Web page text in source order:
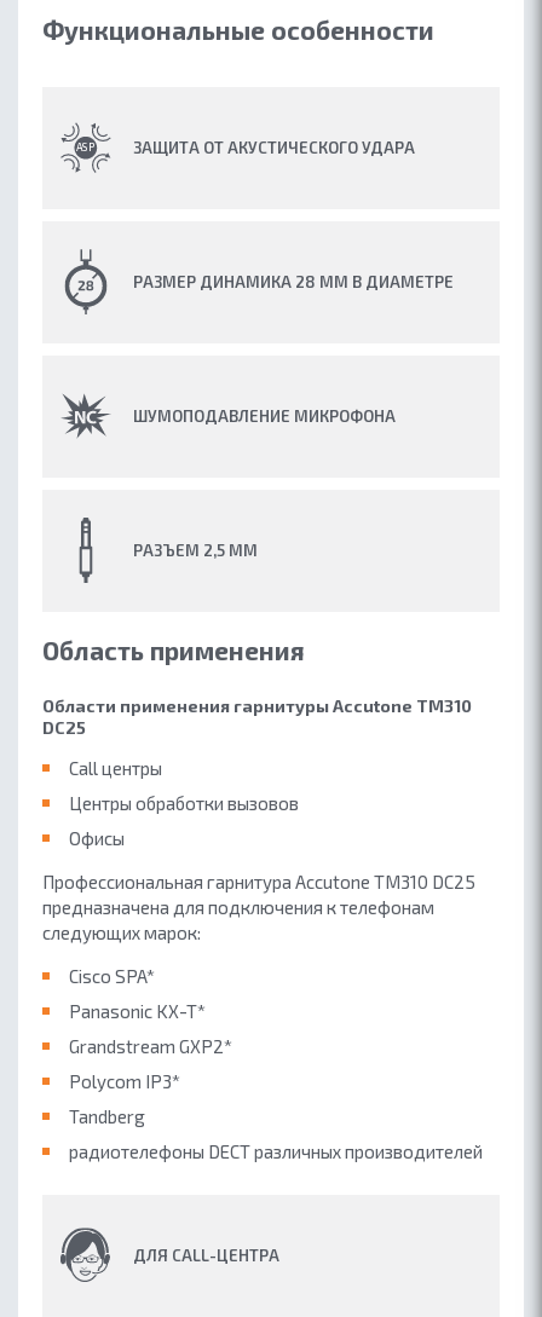
ГДЕ КУПИТЬ
Функциональные особенности
ЗАЩИТА ОТ АКУСТИЧЕСКОГО УДАРА
РАЗМЕР ДИНАМИКА 28 ММ В ДИАМЕТРЕ
ШУМОПОДАВЛЕНИЕ МИКРОФОНА
РАЗЪЕМ 2,5 ММ
Область применения
Области применения гарнитуры Accutone TM310
DC25
Call центры
Центры обработки вызовов
Офисы
Профессиональная гарнитура Accutone TM310 DC25
предназначена для подключения к телефонам
следующих марок:
Cisco SPA*
Panasonic KX-T*
Grandstream GXP2*
Polycom IP3*
Tandberg
радиотелефоны DECT различных производителей
ДЛЯ CALL-ЦЕНТРА